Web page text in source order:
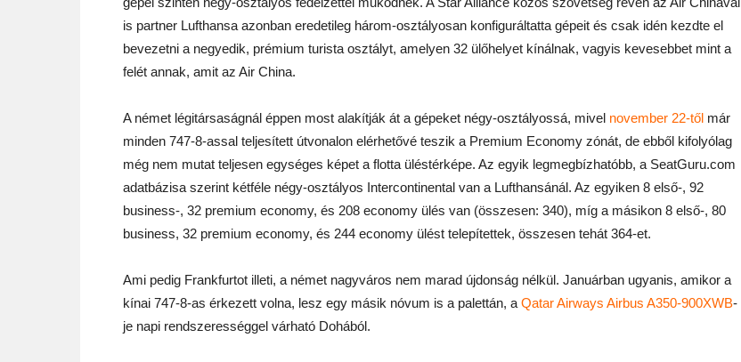
is partner Lufthansa azonban eredetileg három-osztályosan konfiguráltatta gépeit és csak idén kezdte el
bevezetni a negyedik, prémium turista osztályt, amelyen 32 ülőhelyet kínálnak, vagyis kevesebbet mint a
felét annak, amit az Air China.
A német légitársaságnál éppen most alakítják át a gépeket négy-osztályossá, mivel november 22-től már
minden 747-8-assal teljesített útvonalon elérhetővé teszik a Premium Economy zónát, de ebből kifolyólag
még nem mutat teljesen egységes képet a flotta üléstérképe. Az egyik legmegbízhatóbb, a SeatGuru.com
adatbázisa szerint kétféle négy-osztályos Intercontinental van a Lufthansánál. Az egyiken 8 első-, 92
business-, 32 premium economy, és 208 economy ülés van (összesen: 340), míg a másikon 8 első-, 80
business, 32 premium economy, és 244 economy ülést telepítettek, összesen tehát 364-et.
Ami pedig Frankfurtot illeti, a német nagyváros nem marad újdonság nélkül. Januárban ugyanis, amikor a
kínai 747-8-as érkezett volna, lesz egy másik nóvum is a palettán, a Qatar Airways Airbus A350-900XWB-
je napi rendszerességgel várható Dohából.